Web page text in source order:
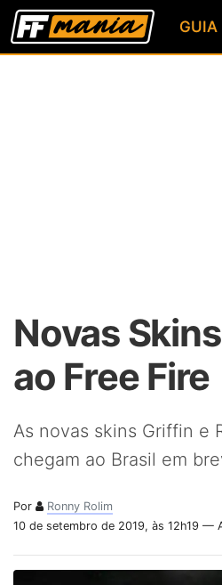
GUIA
Novas
ao Free Fire
As novas skins Griffin e
chegam ao Brasil em
Por
Ronny Rolim
10 de setembro de 2019, às 12h19 —